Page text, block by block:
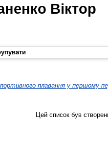
Віктор
плавання у першому
Цей список був